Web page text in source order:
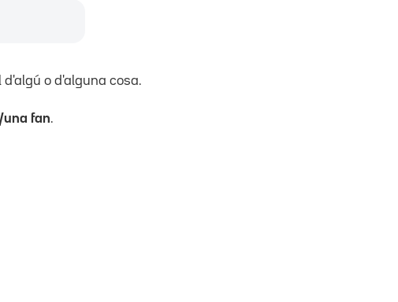
o d'alguna cosa.
una fan.